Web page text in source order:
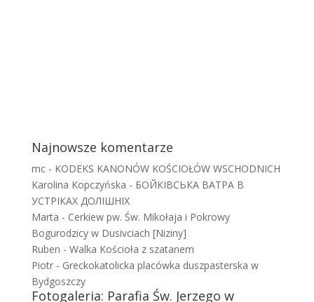
Najnowsze komentarze
mc- KODEKS KANONÓW KOŚCIOŁÓW WSCHODNICH
Karolina Kopczyńska - БОЙКІВСЬКА ВАТРА В
УСТРІКАХ ДОЛІШНІХ
Marta - Cerkiew pw. Św. Mikołaja i Pokrowy
Bogurodzicy w Dusivciach [Niziny]
Ruben - Walka Kościoła z szatanem
Piotr- Greckokatolicka placówka duszpasterska w
Bydgoszczy
Fotogaleria: Parafia Św. Jerzego w